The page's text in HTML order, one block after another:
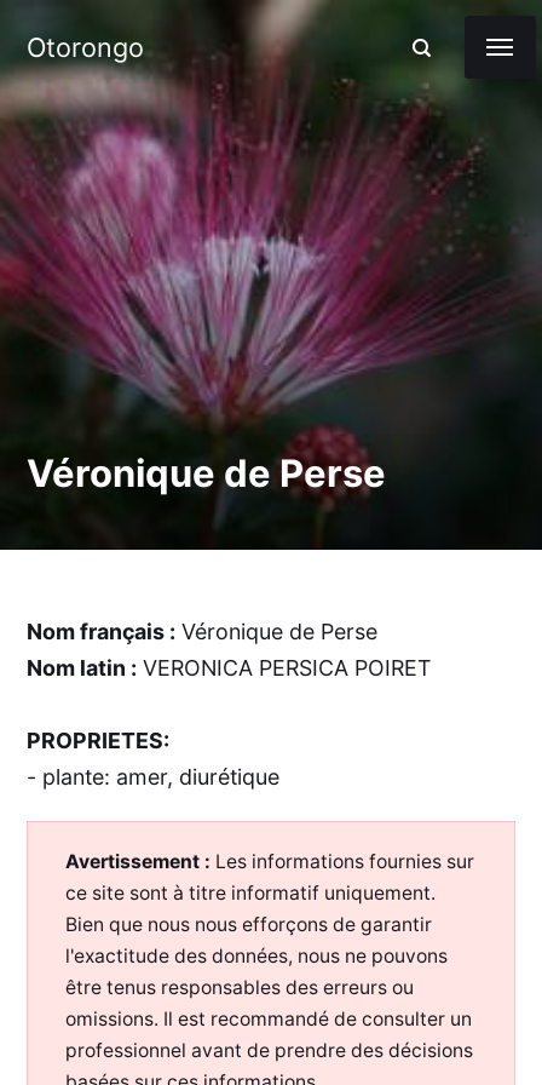
Otorongo
Véronique de Perse
Nom français : Véronique de Perse
Nom latin : VERONICA PERSICA POIRET
PROPRIETES:
- plante: amer, diurétique
Avertissement : Les informations fournies sur
ce site sont à titre informatif uniquement.
Bien que nous nous efforçons de garantir
l'exactitude des données, nous ne pouvons
être tenus responsables des erreurs ou
omissions. Il est recommandé de consulter un
professionnel avant de prendre des décisions